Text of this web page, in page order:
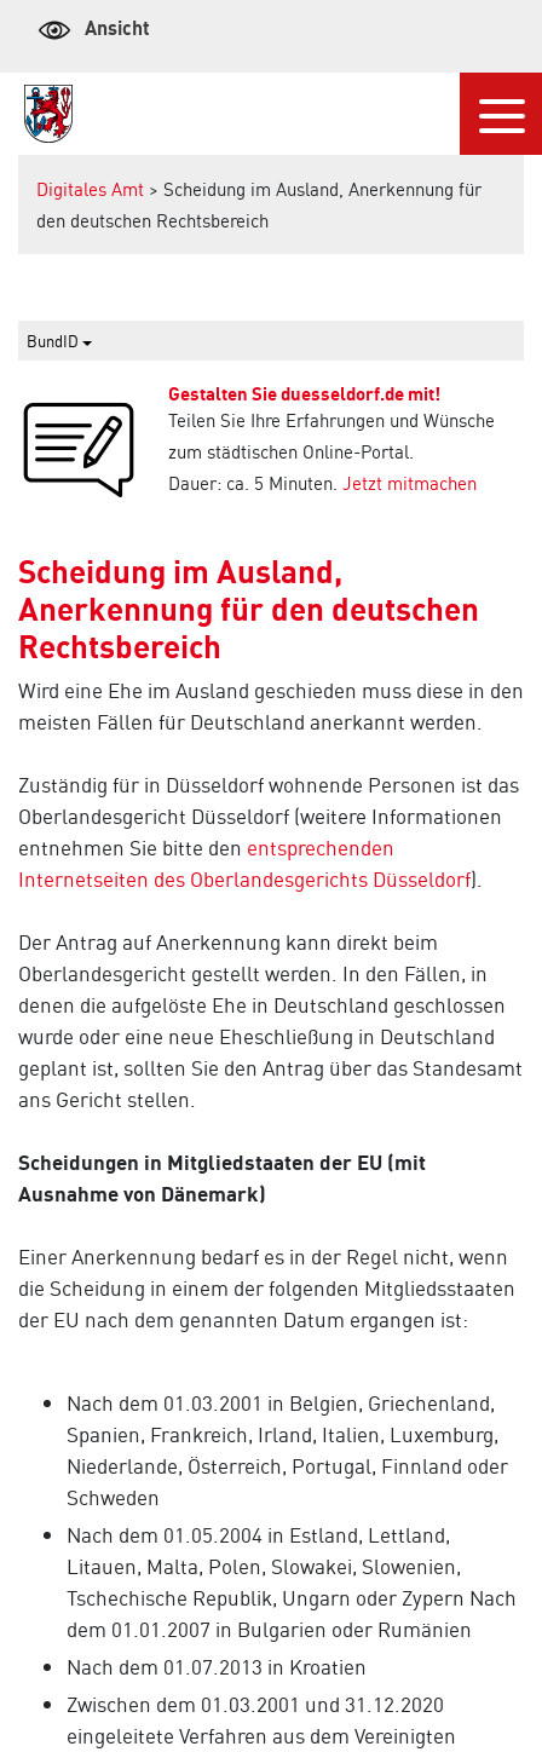
Ansicht
Digitales Amt > Scheidung im Ausland, Anerkennung für
den deutschen Rechtsbereich
BundID
Gestalten Sie duesseldorf.de mit!
Teilen Sie Ihre Erfahrungen und Wünsche
zum städtischen Online-Portal.
Dauer: ca. 5 Minuten. Jetzt mitmachen
Scheidung im Ausland,
Anerkennung für den deutschen
Rechtsbereich
Wird eine Ehe im Ausland geschieden muss diese in den
meisten Fällen für Deutschland anerkannt werden.
Zuständig für in Düsseldorf wohnende Personen ist das
Oberlandesgericht Düsseldorf (weitere Informationen
entnehmen Sie bitte den entsprechenden
Internetseiten des Oberlandesgerichts Düsseldorf).
Der Antrag auf Anerkennung kann direkt beim
Oberlandesgericht gestellt werden. In den Fällen, in
denen die aufgelöste Ehe in Deutschland geschlossen
wurde oder eine neue Eheschließung in Deutschland
geplant ist, sollten Sie den Antrag über das Standesamt
ans Gericht stellen.
Scheidungen in Mitgliedstaaten der EU (mit
Ausnahme von Dänemark)
Einer Anerkennung bedarf es in der Regel nicht, wenn
die Scheidung in einem der folgenden Mitgliedsstaaten
der EU nach dem genannten Datum ergangen ist:
Nach dem 01.03.2001 in Belgien, Griechenland,
Spanien, Frankreich, Irland, Italien, Luxemburg,
Niederlande, Österreich, Portugal, Finnland oder
Schweden
Nach dem 01.05.2004 in Estland, Lettland,
Litauen, Malta, Polen, Slowakei, Slowenien,
Tschechische Republik, Ungarn oder Zypern Nach
dem 01.01.2007 in Bulgarien oder Rumänien
Nach dem 01.07.2013 in Kroatien
Zwischen dem 01.03.2001 und 31.12.2020
eingeleitete Verfahren aus dem Vereinigten